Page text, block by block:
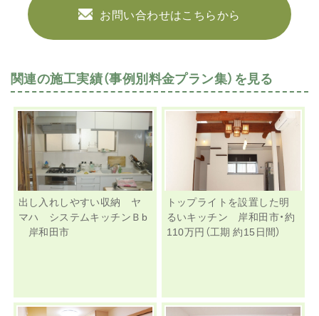
お問い合わせはこちらから
関連の施工実績（事例別料金プラン集）を見る
出し入れしやすい収納 ヤ
マハ システムキッチンＢb
岸和田市
トップライトを設置した明
るいキッチン 岸和田市・約
110万円（工期 約15日間）